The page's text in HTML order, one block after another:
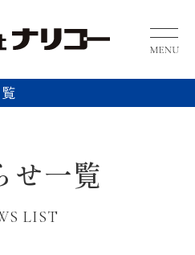
NRK
せ一覧
LIST